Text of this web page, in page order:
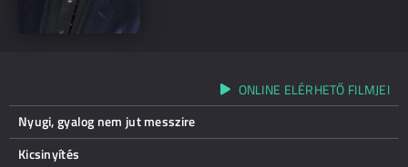
ONLINE ELÉRHETŐ FILMJEI
Nyugi, gyalog nem jut messzire
Kicsinyítés